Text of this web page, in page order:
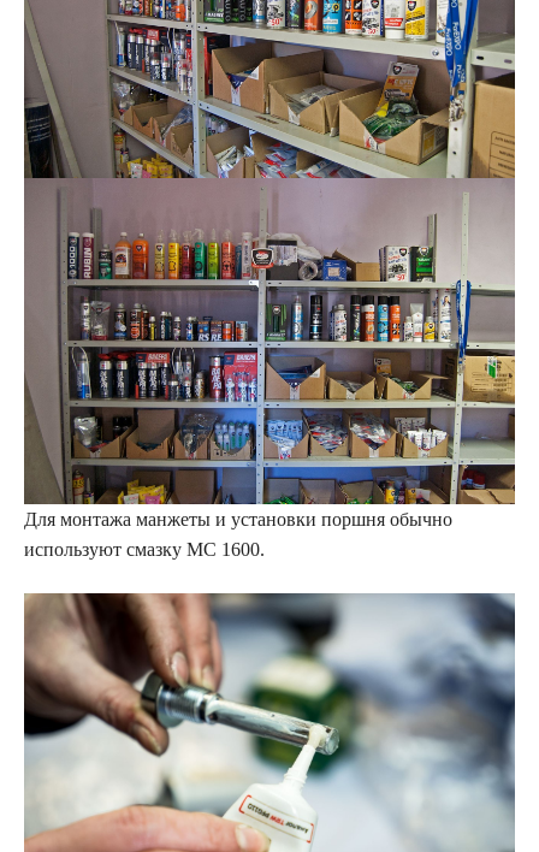
Для монтажа манжеты и установки поршня обычно
используют смазку МС 1600.